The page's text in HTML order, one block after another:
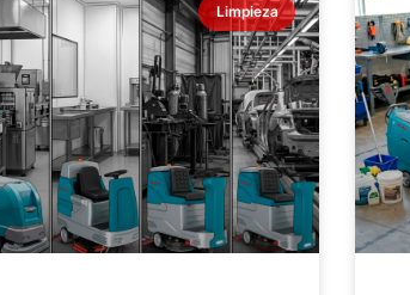
Limpieza